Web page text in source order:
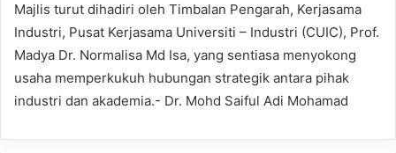
Majlis turut dihadiri oleh Timbalan Pengarah, Kerjasama
Industri, Pusat Kerjasama Universiti – Industri (CUIC), Prof.
Madya Dr. Normalisa Md Isa, yang sentiasa menyokong
usaha memperkukuh hubungan strategik antara pihak
industri dan akademia.- Dr. Mohd Saiful Adi Mohamad